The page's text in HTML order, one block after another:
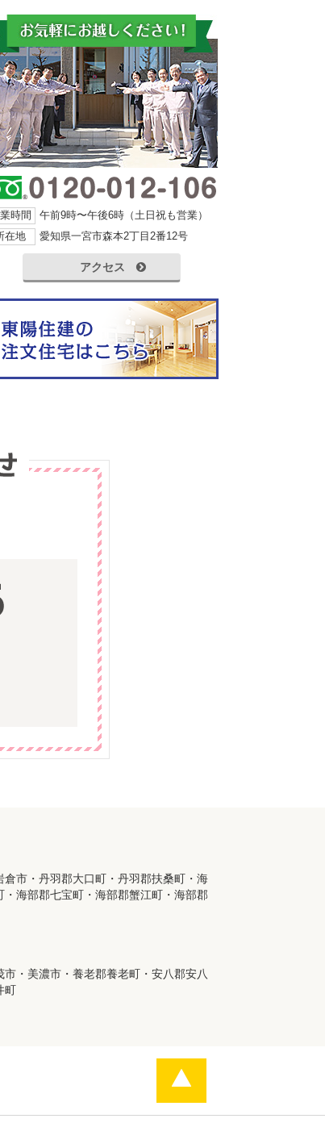
時間
午前9時〜午後6時（土日祝も営業）
在地
愛知県一宮市森本2丁目2番12号
アクセス
市・丹羽郡大口町・丹羽郡扶桑町・海
海部郡七宝町・海部郡蟹江町・海部郡
・美濃市・養老郡養老町・安八郡安八
町